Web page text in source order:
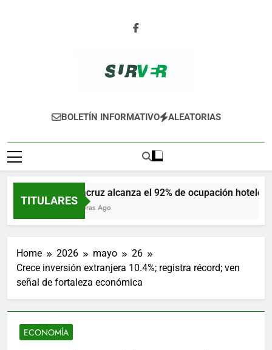
SURVER
BOLETÍN INFORMATIVO ALEATORIAS
TITULARES
Veracruz alcanza el 92% de ocupación hotelera
14 Horas Ago
Home 2026 mayo
26
Crece inversión extranjera 10.4%; registra récord; ven
señal de fortaleza económica
ECONOMÍA